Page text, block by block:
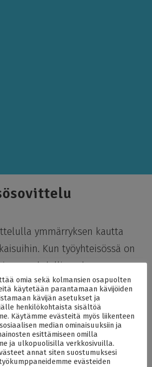
ymmärryksen kautta
Kun työyhteisössä on
mahdollisuuden
ulkopuolisen
sovittelijan rooli voi olla
ihmiset kykenisivät taas
ja keskittymään
työhönsä. Dokumentoidut
omia sekä kolmansien osapuolten
käytetään parantamaan kävijöiden
kävijän asetukset ja
henkilökohtaista sisältöä
Käytämme evästeitä myös liikenteen
median ominaisuuksiin ja
esittämiseen omilla
ja ulkopuolisilla verkkosivuilla.
annat siten suostumuksesi
evästeiden